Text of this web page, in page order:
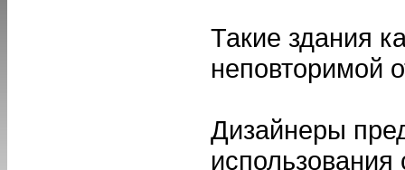
Такие здания
неповторимой
Дизайнеры
использования